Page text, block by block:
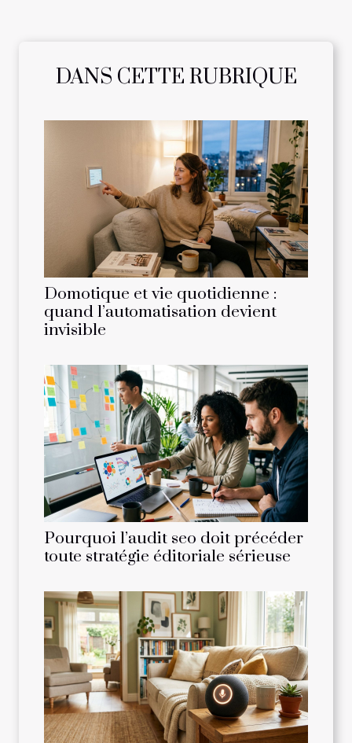
DANS CETTE RUBRIQUE
Domotique et vie quotidienne :
quand l’automatisation devient
invisible
Pourquoi l’audit seo doit précéder
toute stratégie éditoriale sérieuse